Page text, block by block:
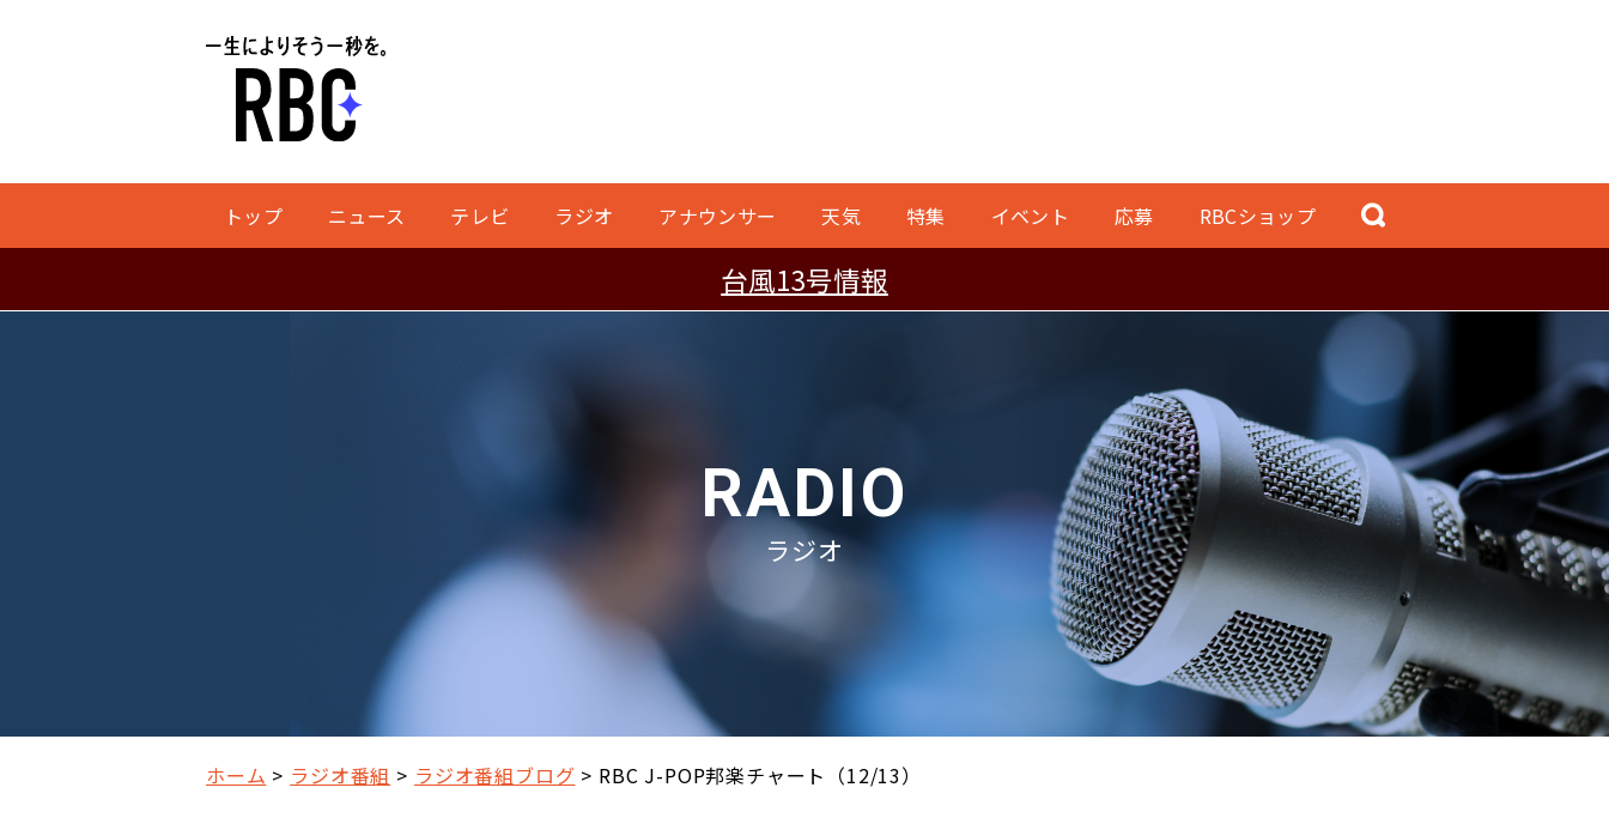
トップ ニュース テレビ ラジオ アナウンサー 天気 特集 イベント 応募 RBCショップ
台風13号情報
RADIO
ラジオ
ホーム ラジオ番組 ラジオ番組ブログ RBC J-POP邦楽チャート（12/13）